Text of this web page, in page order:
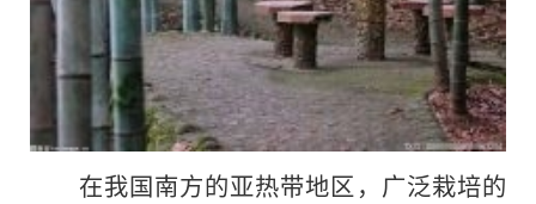
在我国南方的亚热带地区，广泛栽培的